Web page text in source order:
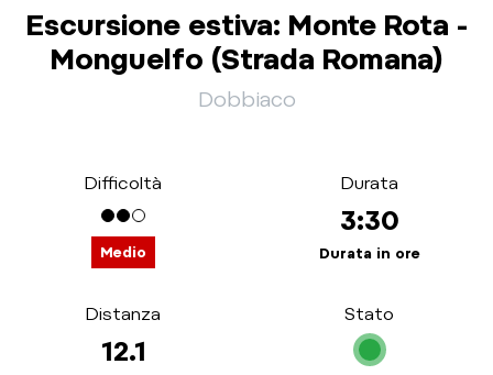
Escursione estiva: Monte Rota -
Monguelfo (Strada Romana)
Dobbiaco
Difficoltà
Medio
Durata
3:30
Durata in ore
Distanza
12.1
Stato